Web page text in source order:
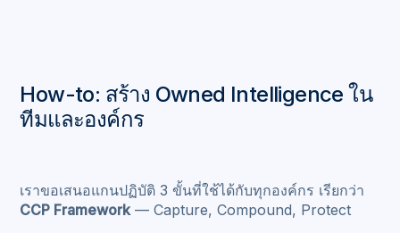
How-to: สร้าง Owned Intelligence ใน
ทีมและองค์กร
เราขอเสนอแกนปฏิบัติ 3 ขั้นที่ใช้ได้กับทุกองค์กร เรียกว่า
CCP Framework— Capture, Compound, Protect